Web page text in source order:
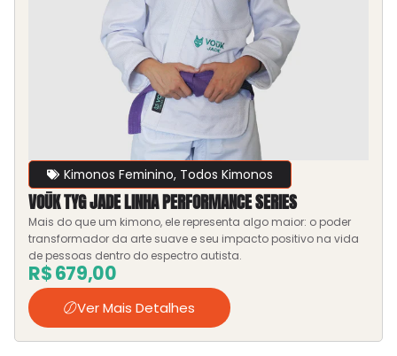
Kimonos Feminino, Todos Kimonos
VOŪK TYG JADE LINHA PERFORMANCE SERIES
Mais do que um kimono, ele representa algo maior: o poder
transformador da arte suave e seu impacto positivo na vida
de pessoas dentro do espectro autista.
R$679,00
Ver Mais Detalhes